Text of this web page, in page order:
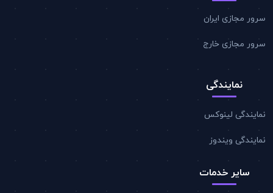
سرور مجازی ایران
سرور مجازی خارج
نمایندگی
نمایندگی لینوکس
نمایندگی ویندوز
سایر خدمات